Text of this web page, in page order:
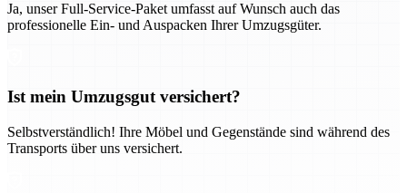
Ja, unser Full-Service-Paket umfasst auf Wunsch auch das
professionelle Ein- und Auspacken Ihrer Umzugsgüter.
Ist mein Umzugsgut versichert?
Selbstverständlich! Ihre Möbel und Gegenstände sind während des
Transports über uns versichert.